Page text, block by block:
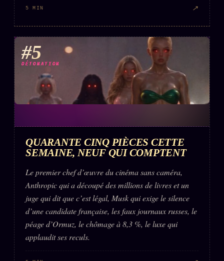
5 MIN ↗
#5
DÉTONATION
QUARANTE CINQ PIÈCES CETTE
SEMAINE, NEUF QUI COMPTENT
Le premier chef d’œuvre du cinéma sans caméra,
Anthropic qui a découpé des millions de livres et un
juge qui dit que c’est légal, Musk qui exige le silence
d’une candidate française, les faux journaux russes, le
péage d’Ormuz, le chômage à 8,3 %, le luxe qui
applaudit ses reculs.